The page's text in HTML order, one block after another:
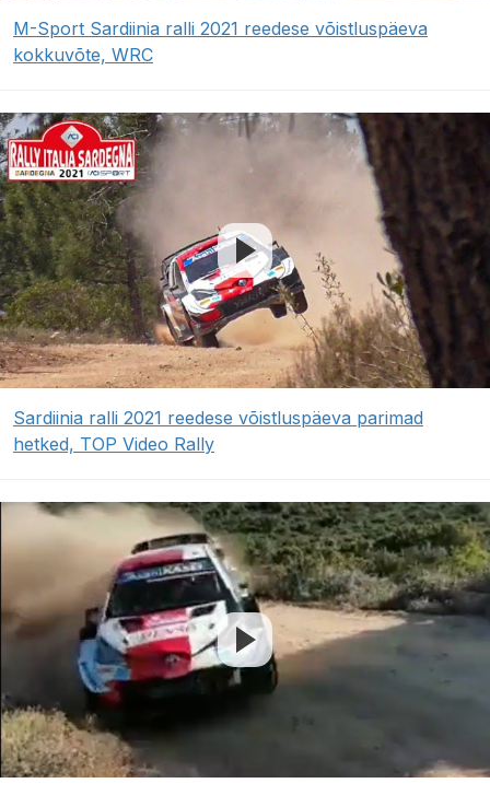
M-Sport Sardiinia ralli 2021 reedese võistluspäeva
kokkuvõte, WRC
Sardiinia ralli 2021 reedese võistluspäeva parimad
hetked, TOP Video Rally